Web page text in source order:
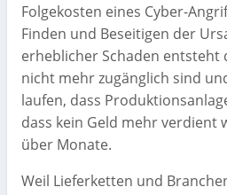
Folgekosten eines Cyber-
Finden und Beseitigen der
erheblicher Schaden entsteht
nicht mehr zugänglich sind
laufen, dass
dass kein Geld mehr verdient
über Monate.
Weil Lieferketten und